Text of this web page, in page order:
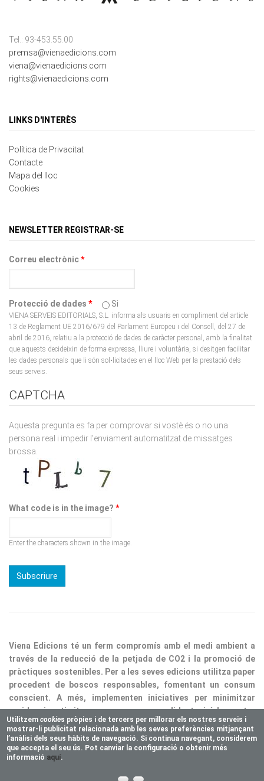
premsa@vienaedicions.com
viena@vienaedicions.com
rights@vienaedicions.com
Contacte
Mapa del lloc
Cookies
Protecció de dades* Si
VIENA SERVEIS EDITORIALS, S.L. informa als usuaris en compliment del article
13 de Reglament UE 2016/679 del Parlament Europeu i del Consell, del 27 de
abril de 2016, relatiu a la protecció de dades de caràcter personal, amb la finalitat
que aquests decideixin de forma expressa, lliure i voluntària, si desitgen facilitar
les dades personals que li són sol•licitades en el lloc Web per la prestació dels
seus serveis.
persona real i impedir l'enviament automatitzat de missatges
brossa.
través de la reducció de la petjada de CO2 i la promoció de
pràctiques sostenibles. Per a les seves edicions utilitza paper
procedent de boscos responsables, fomentant un consum
conscient. A més, implementen iniciatives per minimitzar
residus i optimitzar processos, consolidant així la nostra
responsabilitat ecològica.
Copyright © 2025 Vienaeditorial.com. All rights reserved
Responsive theme, developed by easy&WEB
Utilitzemcookies pròpies i de tercers per millorar els nostres serveis i
mostrar-li publicitat relacionada amb les seves preferències mitjançant
l’anàlisi dels seus hàbits de navegació. Si continua navegant, considerem
que accepta el seu ús. Pot canviar la configuració o obtenir més
informació aquí.